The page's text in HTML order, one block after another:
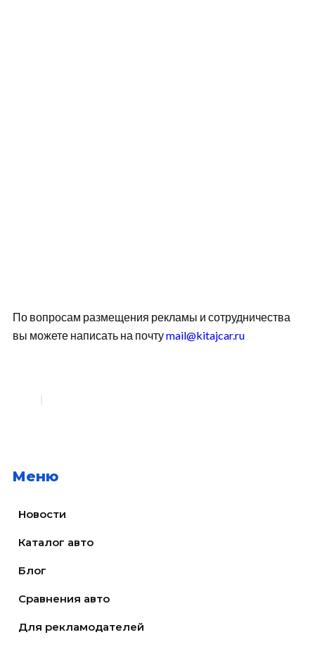
По вопросам размещения рекламы и сотрудничества
вы можете написать на почтуmail@kitajcar.ru
Меню
Новости
Каталог авто
Блог
Сравнения авто
Для рекламодателей